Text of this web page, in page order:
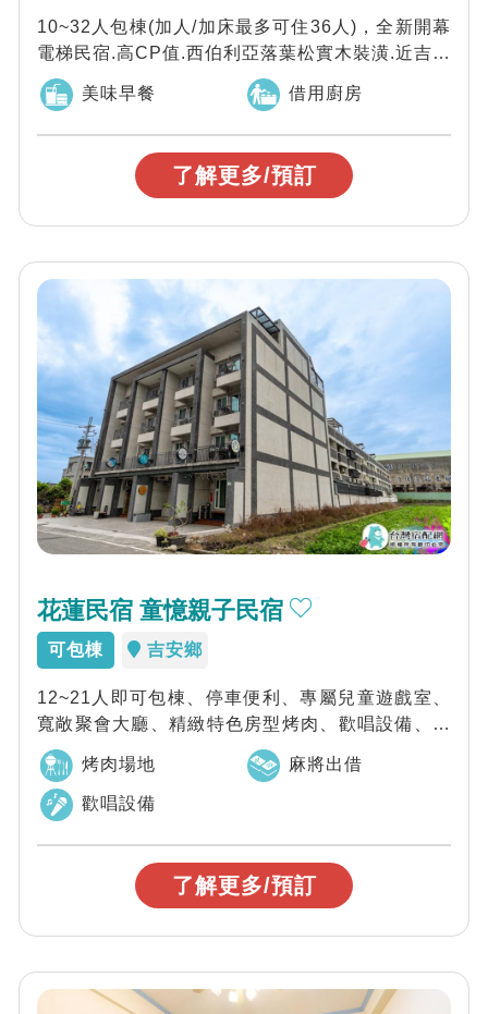
10~32人包棟(加人/加床最多可住36人)，全新開幕
電梯民宿.高CP值.西伯利亞落葉松實木裝潢.近吉安
慶修院.近東大門夜市，愛的...
美味早餐 借用廚房
了解更多/預訂
花蓮民宿 童憶親子民宿
可包棟 吉安鄉
12~21人即可包棟、停車便利、專屬兒童遊戲室、
寬敞聚會大廳、精緻特色房型烤肉、歡唱設備、專
屬停車場親友聚會最超值首選。民宿旁附近...
烤肉場地 麻將出借
歡唱設備
了解更多/預訂